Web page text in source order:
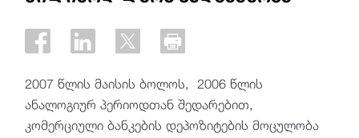
2007 წლის მაისის ბოლოს, 2006 წლის
ანალოგიურ პერიოდთან შედარებით,
კომერციული ბანკების დეპოზიტების მოცულობა